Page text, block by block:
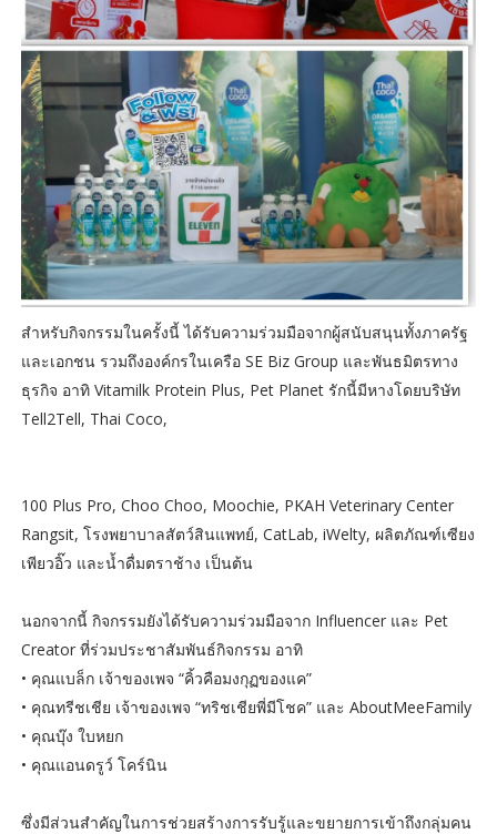
สำหรับกิจกรรมในครั้งนี้ ได้รับความร่วมมือจากผู้สนับสนุนทั้งภาครัฐ
และเอกชน รวมถึงองค์กรในเครือ SE Biz Group และพันธมิตรทาง
ธุรกิจ อาทิ Vitamilk Protein Plus, Pet Planet รักนี้มีหางโดยบริษัท
Tell2Tell, Thai Coco,
100 Plus Pro, Choo Choo, Moochie, PKAH Veterinary Center
Rangsit, โรงพยาบาลสัตว์สินแพทย์, CatLab, iWelty, ผลิตภัณฑ์เซียง
เพียวอิ๊ว และน้ำดื่มตราช้าง เป็นต้น
นอกจากนี้ กิจกรรมยังได้รับความร่วมมือจาก Influencer และ Pet
Creator ที่ร่วมประชาสัมพันธ์กิจกรรม อาทิ
• คุณแบล็ก เจ้าของเพจ “คิ้วคือมงกุฏของแค”
• คุณทรีชเชีย เจ้าของเพจ “ทริชเชียพี่มีโชค” และ AboutMeeFamily
• คุณบุ๊ง ใบหยก
• คุณแอนดรูว์ โคร์นิน
ซึ่งมีส่วนสำคัญในการช่วยสร้างการรับรู้และขยายการเข้าถึงกลุ่มคน